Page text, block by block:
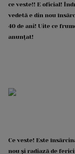
ce veste!! E oficial!
vedetă e din nou
40 de ani! Uite ce
anunțat!
Ce veste! Este
nou și radiază de